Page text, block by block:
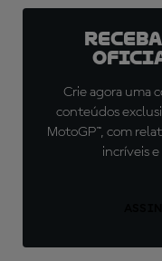
oficial
Crie agora uma
conteúdos
MotoGP™, com
incríveis